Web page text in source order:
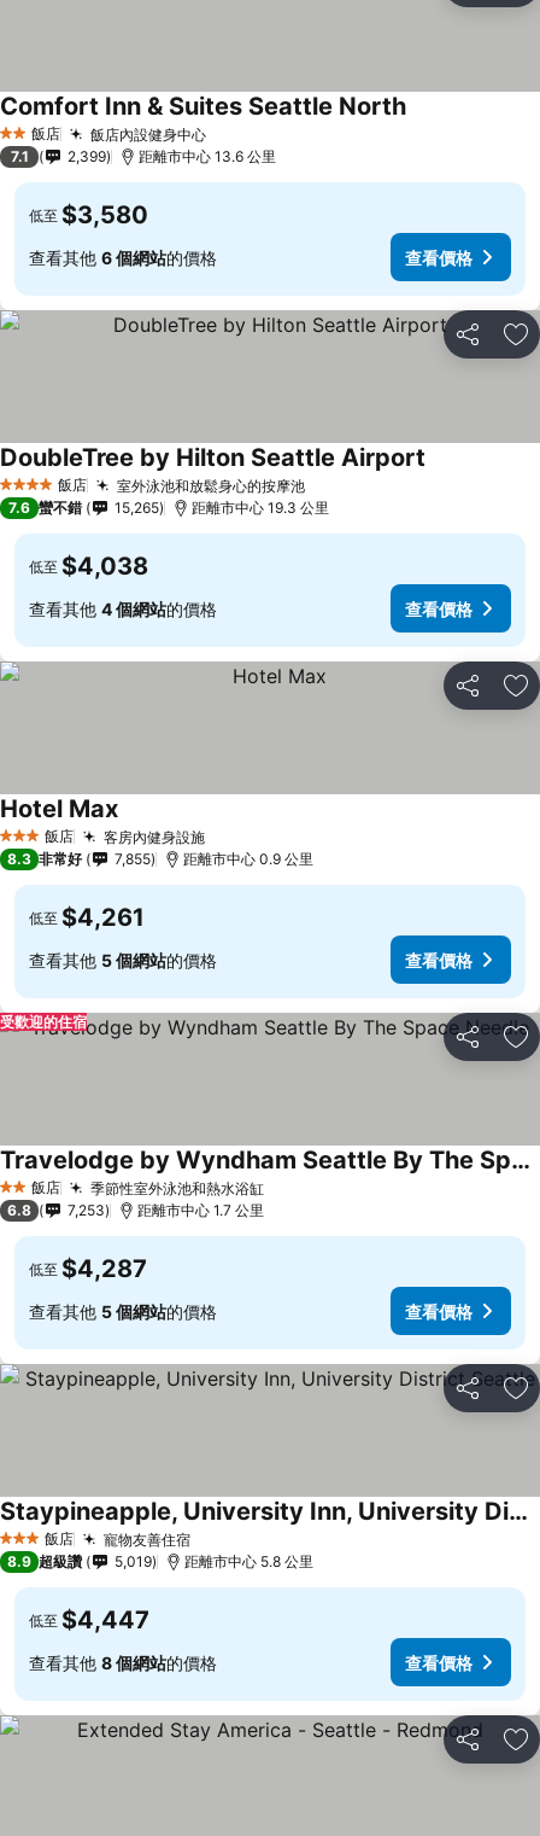
2 星級飯店 飯店內設健身中心
Comfort Inn & Suites Seattle North
7.1 2,399 距離市中心 13.6 公里
低至 $3,580
查看其他 6 個網站的價格 查看價格
分享 加
4 星級 飯店 室外泳池和放鬆身心的按摩池
DoubleTree by Hilton Seattle Airport
7.6 蠻不錯 15,265 距離市中心 19.3 公里
低至 $4,038
查看其他 4 個網站的價格 查看價格
分享 加
3 星級 飯店 客房內健身設施
Hotel Max
8.3 非常好 7,855 距離市中心 0.9 公里
低至 $4,261
查看其他 5 個網站的價格 查看價格
分享 加
受歡迎的住宿
2 星級飯店 季節性室外泳池和熱水浴缸
Travelodge by Wyndham Seattle By The Space Needle
6.8 7,253 距離市中心 1.7 公里
低至 $4,287
查看其他 5 個網站的價格 查看價格
分享 加
3 星級 飯店 寵物友善住宿
Staypineapple, University Inn, University District Seattle
8.9 超級讚 5,019 距離市中心 5.8 公里
低至 $4,447
查看其他 8 個網站的價格 查看價格
分享 加